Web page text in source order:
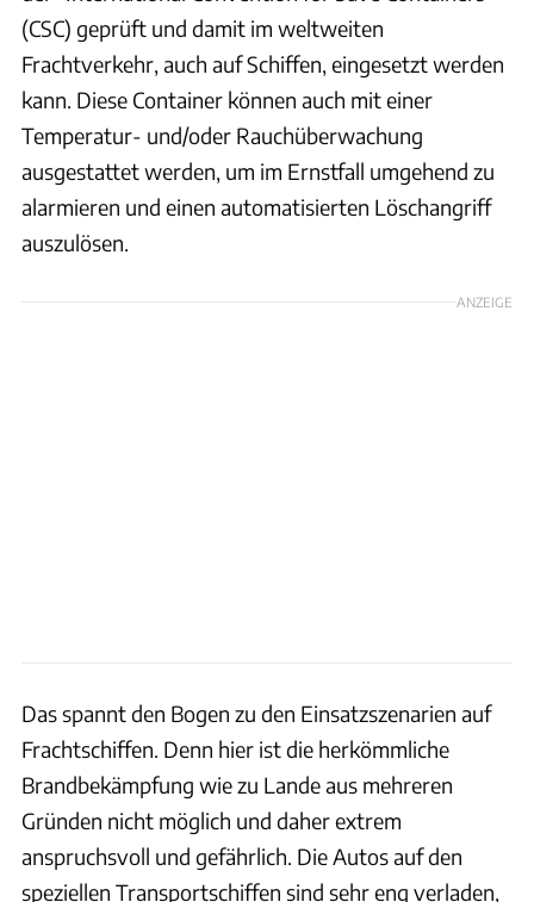
(CSC) geprüft und damit im weltweiten
Frachtverkehr, auch auf Schiffen, eingesetzt werden
kann. Diese Container können auch mit einer
Temperatur- und/oder Rauchüberwachung
ausgestattet werden, um im Ernstfall umgehend zu
alarmieren und einen automatisierten Löschangriff
auszulösen.
ANZEIGE
Das spannt den Bogen zu den Einsatzszenarien auf
Frachtschiffen. Denn hier ist die herkömmliche
Brandbekämpfung wie zu Lande aus mehreren
Gründen nicht möglich und daher extrem
anspruchsvoll und gefährlich. Die Autos auf den
speziellen Transportschiffen sind sehr eng verladen,